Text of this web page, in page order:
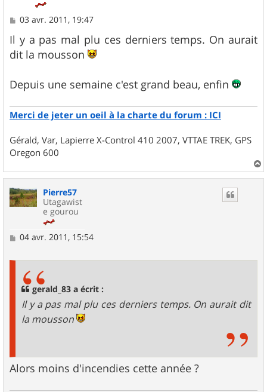
M
s
s
a
03 avr. 2011, 19:47
Il y a pas mal plu ces derniers temps. On aurait
dit la mousson
Depuis une semaine c'est grand beau, enfin
Merci de jeter un oeil à la charte du forum : ICI
Gérald, Var, Lapierre X-Control 410 2007, VTTAE TREK, GPS
Oregon 600
a
Pierre57
Utagawist
e gourou
M
04 avr. 2011, 15:54
gerald_83 a écrit :
Il y a pas mal plu ces derniers temps. On aurait dit
la mousson
Alors moins d'incendies cette année ?